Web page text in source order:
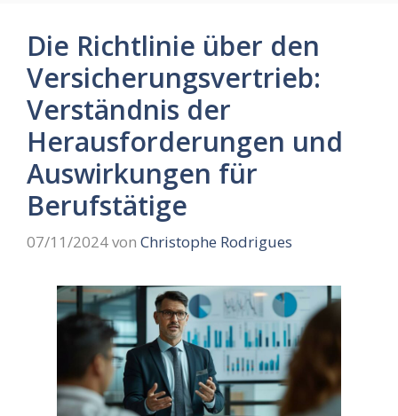
Die Richtlinie über den
Versicherungsvertrieb:
Verständnis der
Herausforderungen und
Auswirkungen für
Berufstätige
07/11/2024von Christophe Rodrigues